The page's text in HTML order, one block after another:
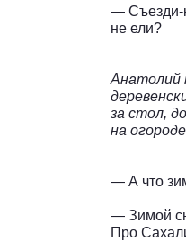
— Съезди-
не ели?
Анатолий
за стол,
на
— А что
— Зимой
Про